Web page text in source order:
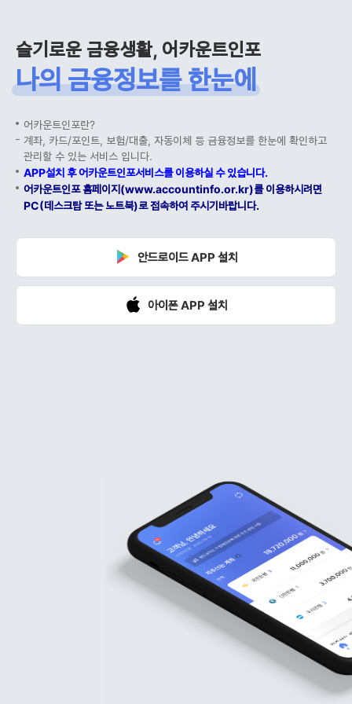
슬기로운 금융생활, 어카운트인포
나의 금융정보를 한눈에
어카운트인포란?
계좌, 카드/포인트, 보험/대출, 자동이체 등 금융정보를 한눈에 확인하고
관리할 수 있는 서비스 입니다.
APP설치 후 어카운트인포서비스를 이용하실 수 있습니다.
어카운트인포 홈페이지(www.accountinfo.or.kr)를 이용하시려면
PC(데스크탑 또는 노트북)로 접속하여 주시기바랍니다.
안드로이드 APP 설치
아이폰 APP 설치